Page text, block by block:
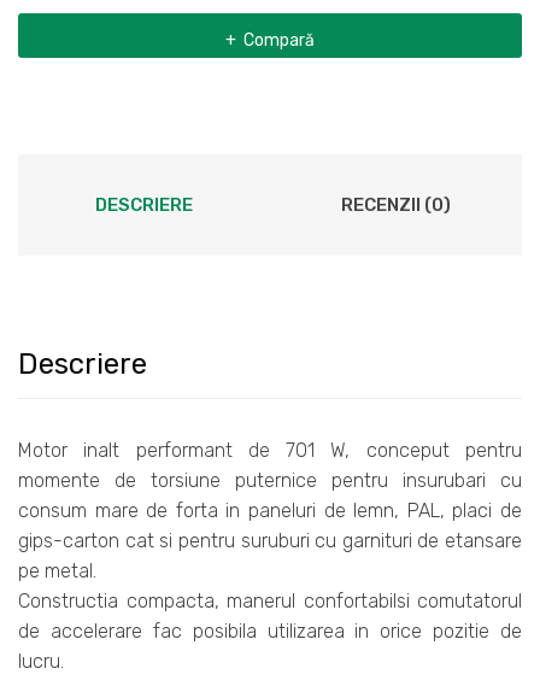
GSR
6-Compară
DESCRIERE RECENZII (0)
Descriere
Motor inalt performant de 701 W, conceput pentru
momente de torsiune puternice pentru insurubari cu
consum mare de forta in paneluri de lemn, PAL, placi de
gips-carton cat si pentru suruburi cu garnituri de etansare
pe metal.
Constructia compacta, manerul confortabilsi comutatorul
de accelerare fac posibila utilizarea in orice pozitie de
lucru.